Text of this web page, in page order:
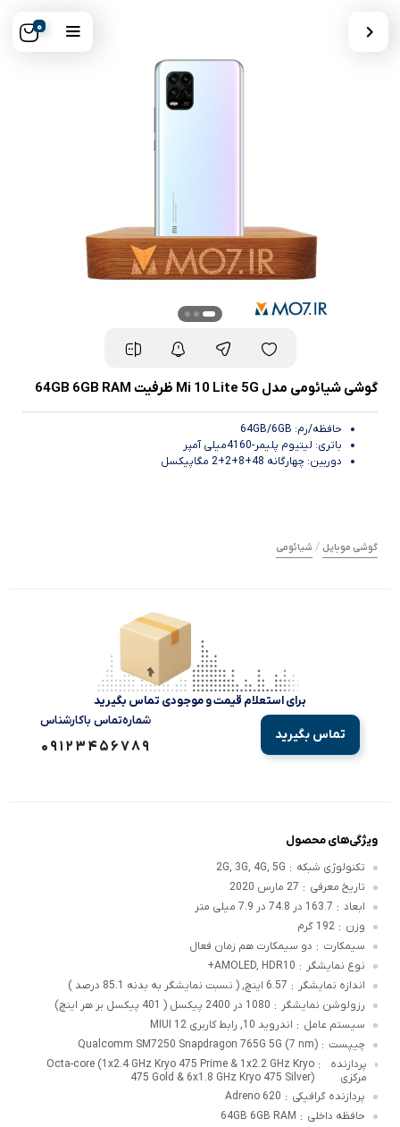
0
گوشی شیائومی مدل Mi 10 Lite 5G ظرفیت 64GB 6GB RAM
حافظه/رم: 64GB/6GB
باتری: لیتیوم پلیمر-4160میلی آمپر
دوربین: چهارگانه 48+8+2+2 مگاپیکسل
گوشی موبایل / شیائومی
برای استعلام قیمت و موجودی تماس بگیرید
تماس بگیرید
شماره‌تماس‌ با‌کارشناس
09123456789
ویژگی‌های محصول
تکنولوژی شبکه :
2G, 3G, 4G, 5G
تاریخ معرفی : 27 مارس 2020
ابعاد : 163.7 در 74.8 در 7.9 میلی متر
وزن : 192 گرم
سیمکارت : دو سیمکارت هم زمان فعال
نوع نمایشگر :
AMOLED, HDR10+
اندازه نمایشگر : 6.57 اینچ, ( نسبت نمایشگر به بدنه 85.1 درصد )
رزولوشن نمایشگر : 1080 در 2400 پیکسل ( 401 پیکسل بر هر اینچ)
سیستم عامل : اندروید 10, رابط کاربری MIUI 12
چیپست :
Qualcomm SM7250 Snapdragon 765G 5G (7 nm)
پردازنده
مرکزی
:
Octa-core (1x2.4 GHz Kryo 475 Prime & 1x2.2 GHz Kryo
475 Gold & 6x1.8 GHz Kryo 475 Silver)
پردازنده گرافیکی :
Adreno 620
حافظه داخلی :
64GB 6GB RAM